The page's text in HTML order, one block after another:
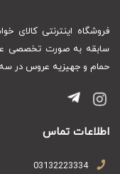
سابقه به صورت تخصصی
حمام و جهیزیه عروس در
اطلاعات تماس
03132223334